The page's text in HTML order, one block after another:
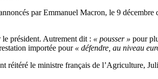
par Emmanuel Macron, le 9 décembre
le président. Autrement dit : « pousser » pour
importée pour « défendre, au niveau
le ministre français de l’Agriculture,